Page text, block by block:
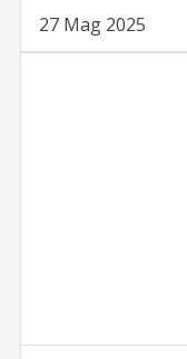
27 Mag 2025